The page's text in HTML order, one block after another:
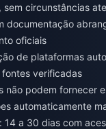
sem circunstâncias
documentação
oficiais
de plataformas
verificadas
não podem fornecer
automaticamente
14 a 30 dias com